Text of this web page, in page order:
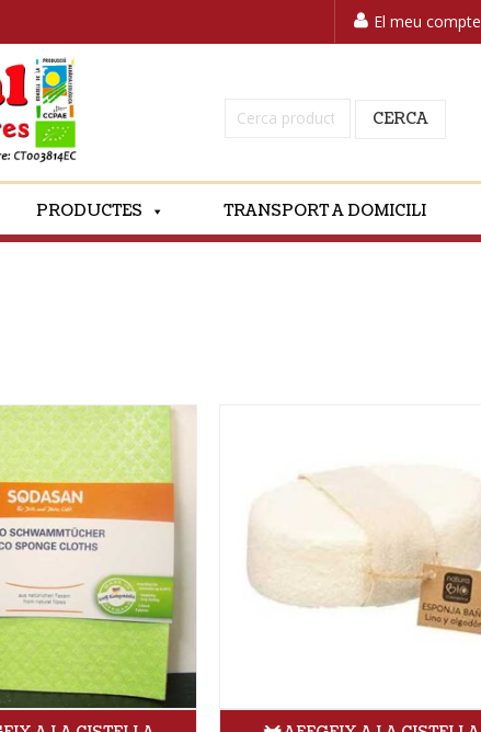
El meu compte
Cerca: CERCA
PRODUCTES TRANSPORT A DOMICILI